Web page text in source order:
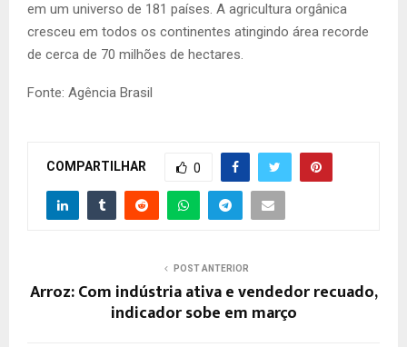
em um universo de 181 países. A agricultura orgânica
cresceu em todos os continentes atingindo área recorde
de cerca de 70 milhões de hectares.
Fonte: Agência Brasil
COMPARTILHAR 0
POST ANTERIOR
Arroz: Com indústria ativa e vendedor recuado,
indicador sobe em março